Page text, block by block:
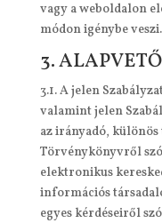
vagy a weboldalon
módon igénybe veszi.
3.
3.1. A jelen
valamint jelen
az irányadó,
Törvénykönyvről
elektronikus
információs
egyes kérdéseiről